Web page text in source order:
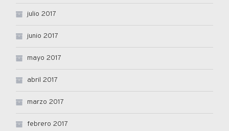
julio 2017
junio 2017
mayo 2017
abril 2017
marzo 2017
febrero 2017